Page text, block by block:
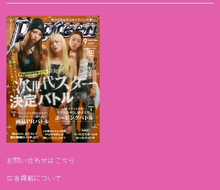
お問い合わせはこちら
広告掲載について